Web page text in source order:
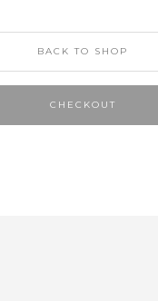
BACK TO SHOP
CHECKOUT